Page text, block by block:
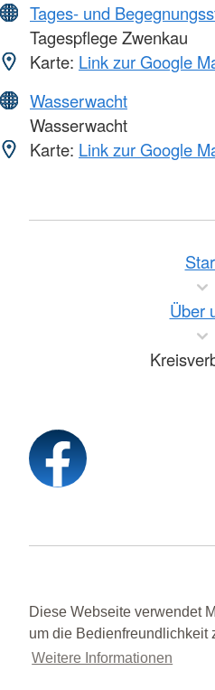
Diese Webseite verwendet
um die Bedienfreundlichkeit
Weitere Informationen
Tages- und
Tagespflege Zwenkau
Karte: Link zur Google
Wasserwacht
Wasserwacht
Karte: Link zur Google
Über